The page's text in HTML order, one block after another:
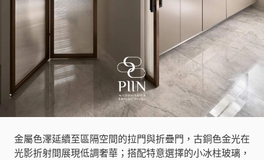
金屬色澤延續至區隔空間的拉門與折疊門，古銅色金光在
光影折射間展現低調奢華；搭配特意選擇的小冰柱玻璃，